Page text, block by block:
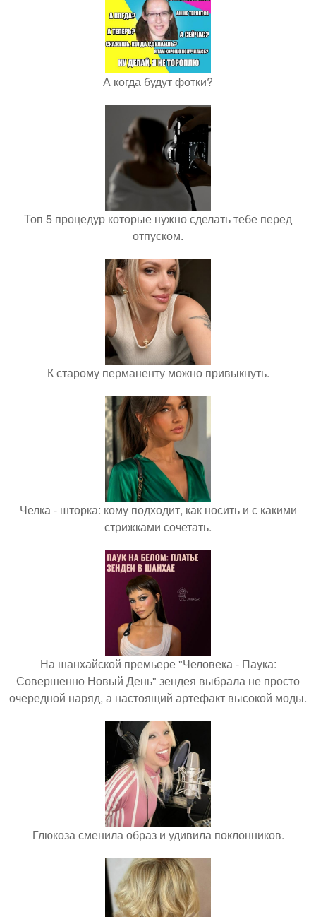
А когда будут фотки?
Топ 5 процедур которые нужно сделать тебе перед
отпуском.
К старому перманенту можно привыкнуть.
Челка - шторка: кому подходит, как носить и с какими
стрижками сочетать.
На шанхайской премьере "Человека - Паука:
Совершенно Новый День" зендея выбрала не просто
очередной наряд, а настоящий артефакт высокой моды.
Глюкоза сменила образ и удивила поклонников.